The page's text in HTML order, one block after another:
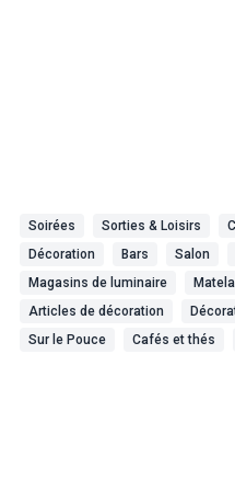
Soirées Sorties & Loisirs
Décoration
Bars Salon
Magasins de luminaire
Articles de décoration
Sur le Pouce
Cafés et thés